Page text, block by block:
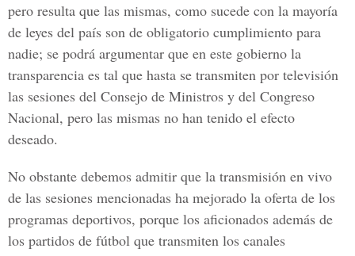
pero resulta que las mismas, como sucede con la mayoría
de leyes del país son de obligatorio cumplimiento para
nadie; se podrá argumentar que en este gobierno la
transparencia es tal que hasta se transmiten por televisión
las sesiones del Consejo de Ministros y del Congreso
Nacional, pero las mismas no han tenido el efecto
deseado.
No obstante debemos admitir que la transmisión en vivo
de las sesiones mencionadas ha mejorado la oferta de los
programas deportivos, porque los aficionados además de
los partidos de fútbol que transmiten los canales